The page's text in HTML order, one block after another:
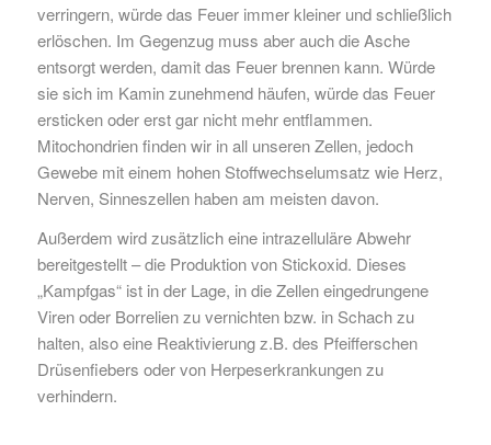
verringern, würde das Feuer immer kleiner und schließlich
erlöschen. Im Gegenzug muss aber auch die Asche
entsorgt werden, damit das Feuer brennen kann. Würde
sie sich im Kamin zunehmend häufen, würde das Feuer
ersticken oder erst gar nicht mehr entflammen.
Mitochondrien finden wir in all unseren Zellen, jedoch
Gewebe mit einem hohen Stoffwechselumsatz wie Herz,
Nerven, Sinneszellen haben am meisten davon.
Außerdem wird zusätzlich eine intrazelluläre Abwehr
bereitgestellt – die Produktion von Stickoxid. Dieses
„Kampfgas“ ist in der Lage, in die Zellen eingedrungene
Viren oder Borrelien zu vernichten bzw. in Schach zu
halten, also eine Reaktivierung z.B. des Pfeifferschen
Drüsenfiebers oder von Herpeserkrankungen zu
verhindern.